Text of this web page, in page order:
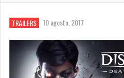
TRAILERS 10 agosto, 2017